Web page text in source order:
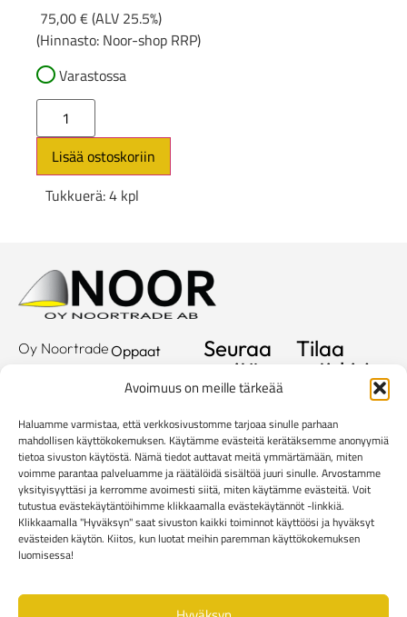
Avoimuus on meille tärkeää
Haluamme varmistaa, että verkkosivustomme tarjoaa sinulle parhaan
mahdollisen käyttökokemuksen. Käytämme evästeitä kerätäksemme anonyymiä
tietoa sivuston käytöstä. Nämä tiedot auttavat meitä ymmärtämään, miten
voimme parantaa palveluamme ja räätälöidä sisältöä juuri sinulle. Arvostamme
yksityisyyttäsi ja kerromme avoimesti siitä, miten käytämme evästeitä. Voit
tutustua evästekäytäntöihimme klikkaamalla evästekäytännöt -linkkiä.
Klikkaamalla "Hyväksyn" saat sivuston kaikki toiminnot käyttöösi ja hyväksyt
evästeiden käytön. Kiitos, kun luotat meihin paremman käyttökokemuksen
luomisessa!
75,00€(ALV 25.5%)
(Hinnasto: Noor-shop RRP)
Varastossa
Lisää ostoskoriin
Tukkuerä: 4 kpl
Oy Noortrade
Hallimestarinkatu
20780
Kaarina
info@noortrade.fi
+358 2 51 22
500
Oppaat
Kuvastot
Showroom
Yritys
Yhteystiedot
Ajankohtaista
Seuraa
meitä
Tilaa
uutiskirje